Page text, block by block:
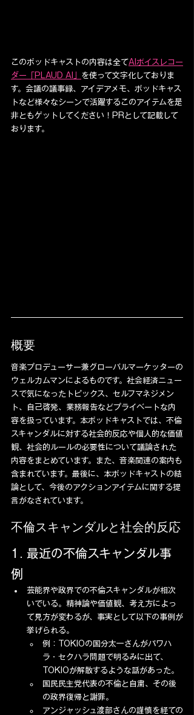
このポッドキャストの内容は全てAIボイスレコー
ダー「PLAUD AI」 を使って文字化しておりま
す。会議の議事録、アイデアメモ、ポッドキャス
トなど様々なシーンで活躍するこのアイテムを是
非ともゲットしてください！PRとして記載して
おります。
概要
音楽プロデューサー兼グローバルマーケッターの
ウェルカムマンによるものです。社会経済ニュー
スで気になったトピックス、セルフマネジメン
ト、自己啓発、業務報告などプライベートな内
容を扱っています。本ポッドキャストでは、不倫
スキャンダルに対する社会的反応や個人的な価値
観、社会的ルールの必要性について議論された
内容をまとめています。また、音楽関連の案内も
含まれています。最後に、本ポッドキャストの結
論として、今後のアクションアイテムに関する提
言がなされています。
不倫スキャンダルと社会的反応
1. 最近の不倫スキャンダル事
例
芸能界や政界での不倫スキャンダルが相次
いでいる。精神論や価値観、考え方によっ
て見方が変わるが、事実として以下の事例が
挙げられる。
例：TOKIOの国分太一さんがパワハ
ラ・セクハラ問題で明るみに出て、
TOKIOが解散するような話があった。
国民民主党代表の不倫と自粛、その後
の政界復帰と謝罪。
アンジャッシュ渡部さんの謹慎を経ての